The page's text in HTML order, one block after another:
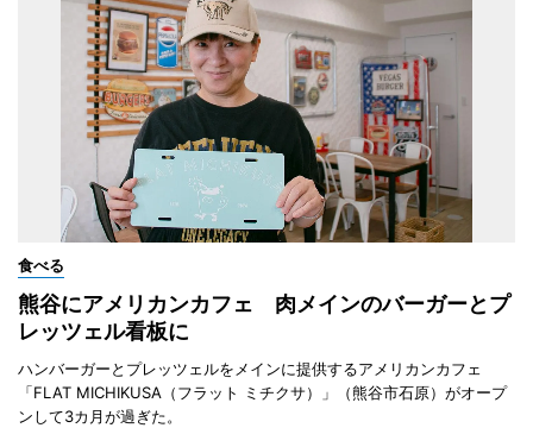
食べる
熊谷にアメリカンカフェ 肉メインのバーガーとプ
レッツェル看板に
ハンバーガーとプレッツェルをメインに提供するアメリカンカフェ
「FLAT MICHIKUSA（フラット ミチクサ）」（熊谷市石原）がオープ
ンして3カ月が過ぎた。